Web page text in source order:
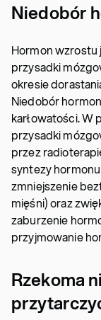
Niedobór
Hormon wzrostu
przysadki
okresie
Niedobór
karłowatości. W
przysadki
przez
syntezy
zmniejszenie
mięśni) oraz
zaburzenie
przyjmowanie
Rzekoma